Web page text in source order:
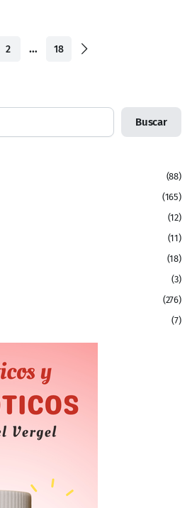
2 … 18
Buscar
(88)
(165)
(12)
(11)
(18)
(3)
(276)
(7)